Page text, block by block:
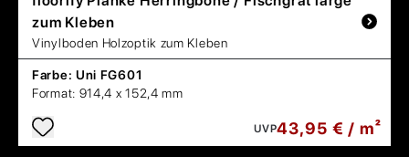
zum Kleben
Vinylboden Holzoptik zum Kleben
Farbe: Uni FG601
Format: 914,4 x 152,4 mm
UVP43,95 € / m²